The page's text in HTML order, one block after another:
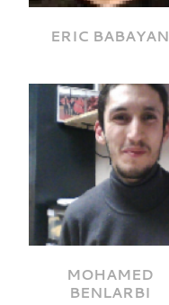
ERIC BABAYAN
MOHAMED
BENLARBI